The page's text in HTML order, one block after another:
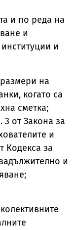
и по реда на
и
и
на
когато са
сметка;
от Закона за
и
Кодекса за
и